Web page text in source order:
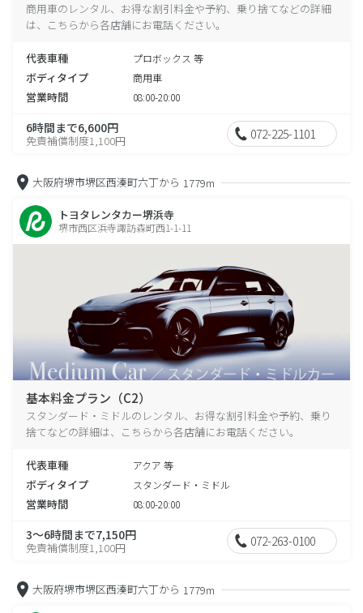
商用車のレンタル、お得な割引料金や予約、乗り捨てなどの詳細
は、こちらから各店舗にお電話ください。
代表車種 プロボックス 等
ボディタイプ 商用車
営業時間 08:00-20:00
6時間まで6,600円
免責補償制度1,100円 072-225-1101
大阪府堺市堺区西湊町六丁から 1779m
トヨタレンタカー堺浜寺
堺市西区浜寺諏訪森町西1-1-11
基本料金プラン（C2）
スタンダード・ミドルのレンタル、お得な割引料金や予約、乗り
捨てなどの詳細は、こちらから各店舗にお電話ください。
代表車種 アクア 等
ボディタイプ スタンダード・ミドル
営業時間 08:00-20:00
3～6時間まで7,150円
免責補償制度1,100円 072-263-0100
大阪府堺市堺区西湊町六丁から 1779m